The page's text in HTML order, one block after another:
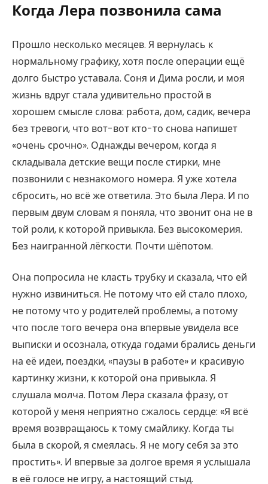
Когда Лера позвонила сама
Прошло несколько месяцев. Я вернулась к
нормальному графику, хотя после операции ещё
долго быстро уставала. Соня и Дима росли, и моя
жизнь вдруг стала удивительно простой в
хорошем смысле слова: работа, дом, садик, вечера
без тревоги, что вот-вот кто-то снова напишет
«очень срочно». Однажды вечером, когда я
складывала детские вещи после стирки, мне
позвонили с незнакомого номера. Я уже хотела
сбросить, но всё же ответила. Это была Лера. И по
первым двум словам я поняла, что звонит она не в
той роли, к которой привыкла. Без высокомерия.
Без наигранной лёгкости. Почти шёпотом.
Она попросила не класть трубку и сказала, что ей
нужно извиниться. Не потому что ей стало плохо,
не потому что у родителей проблемы, а потому
что после того вечера она впервые увидела все
выписки и осознала, откуда годами брались деньги
на её идеи, поездки, «паузы в работе» и красивую
картинку жизни, к которой она привыкла. Я
слушала молча. Потом Лера сказала фразу, от
которой у меня неприятно сжалось сердце: «Я всё
время возвращаюсь к тому смайлику. Когда ты
была в скорой, я смеялась. Я не могу себя за это
простить». И впервые за долгое время я услышала
в её голосе не игру, а настоящий стыд.